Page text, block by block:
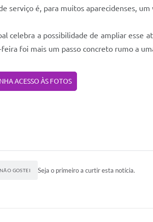
serviço é, para muitos aparecidenses,
celebra a possibilidade de ampliar esse
foi mais um passo concreto rumo a
ACESSO ÀS FOTOS
NÃO GOSTEI Seja o primeiro a curtir esta notícia.